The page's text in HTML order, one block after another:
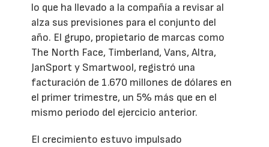
lo que ha llevado a la compañía a revisar al
alza sus previsiones para el conjunto del
año. El grupo, propietario de marcas como
The North Face, Timberland, Vans, Altra,
JanSport y Smartwool, registró una
facturación de 1.670 millones de dólares en
el primer trimestre, un 5% más que en el
mismo periodo del ejercicio anterior.
El crecimiento estuvo impulsado